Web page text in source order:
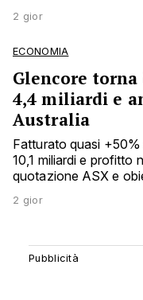
2 gior
ECONOMIA
Glencore
4,4 miliardi e
Australia
Fatturato quasi
10,1 miliardi e profitto
quotazione ASX e
2 gior